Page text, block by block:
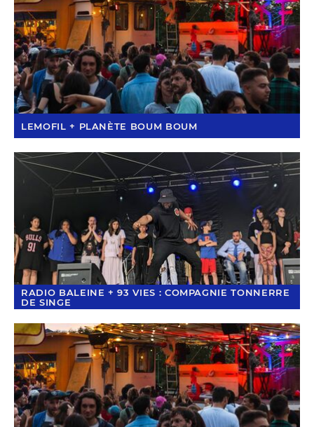
LEMOFIL + PLANÈTE BOUM BOUM
RADIO BALEINE + 93 VIES : COMPAGNIE TONNERRE
DE SINGE